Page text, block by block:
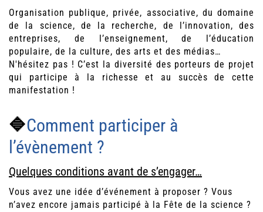
Organisation publique, privée, associative, du domaine
de la science, de la recherche, de l’innovation, des
entreprises, de l’enseignement, de l’éducation
populaire, de la culture, des arts et des médias…
N'hésitez pas ! C’est la diversité des porteurs de projet
qui participe à la richesse et au succès de cette
manifestation !
🔷Comment participer à
l’évènement ?
Quelques conditions avant de s’engager…
Vous avez une idée d’événement à proposer ? Vous
n’avez encore jamais participé à la Fête de la science ?